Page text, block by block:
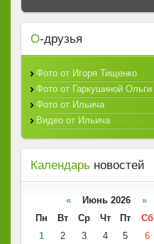
О-друзья
Фото от Игоря Тищенко
Фото от Гаркушиной Ольги
Фото от Ильича
Видео от Ильича
Календарь новостей
« Июнь 2026 »
Пн
Вт Ср Чт Пт Сб
1
2 3 4 5 6